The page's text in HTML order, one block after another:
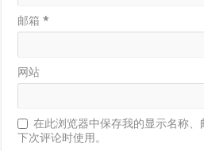
邮箱*
网站
在此浏览器中保存我的显示名称
下次评论时使用。